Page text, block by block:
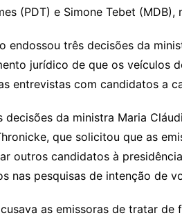
(PDT) e Simone Tebet
endossou três decisões da
jurídico de que os veículos
entrevistas com candidatos a
decisões da ministra Maria
que solicitou que as
outros candidatos à
nas pesquisas de intenção de
as emissoras de tratar